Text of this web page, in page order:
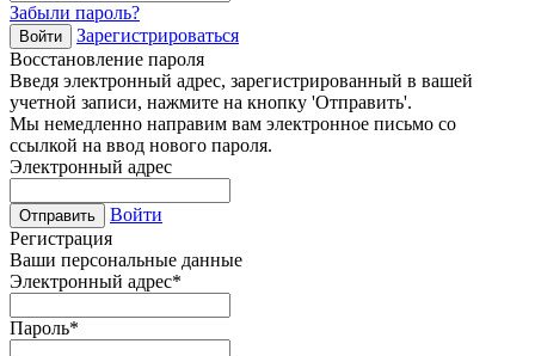
Забыли пароль?
Войти
Зарегистрироваться
Восстановление пароля
Введя электронный адрес, зарегистрированный в вашей
учетной записи, нажмите на кнопку 'Отправить'.
Мы немедленно направим вам электронное письмо со
ссылкой на ввод нового пароля.
Электронный адрес
Отправить
Войти
Регистрация
Ваши персональные данные
Электронный адрес*
Пароль*